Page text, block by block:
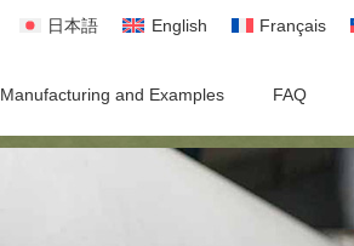
日本語 English Français
Manufacturing and Examples FAQ